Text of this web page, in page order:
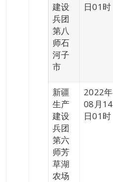
建设
兵团
第八
师石
河子
市
日01时
新疆
生产
建设
兵团
第六
师芳
草湖
农场
2022年
08月14
日01时